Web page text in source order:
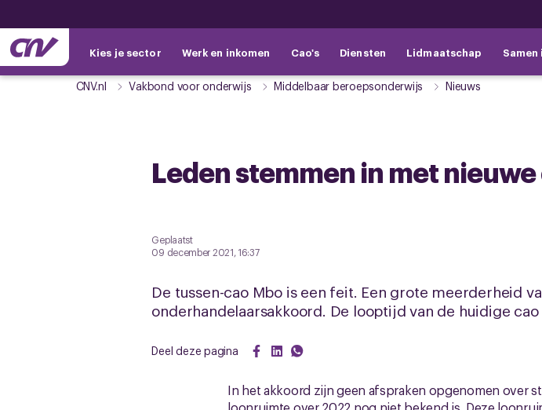
Kies je sector Werk en inkomen Cao's Diensten Lidmaatschap
CNV.nl Vakbond voor onderwijs Middelbaar beroepsonderwijs Nieuws
Leden stemmen in met
Geplaatst
09 december 2021, 16:37
De tussen-cao Mbo is een feit. Een grote meerderheid
onderhandelaarsakkoord. De looptijd van de huidige
Deel deze pagina
In het akkoord zijn geen afspraken opgenomen over